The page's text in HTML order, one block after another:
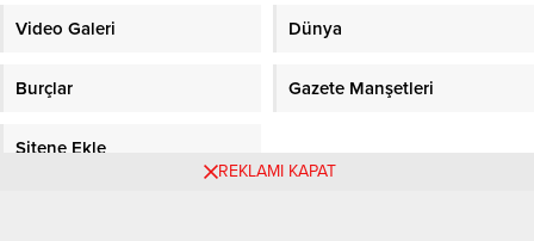
Video Galeri Dünya
Burçlar Gazete Manşetleri
Sitene Ekle
REKLAMI KAPAT